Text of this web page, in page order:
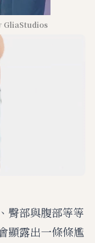
GliaStudios
臀部與腹部等等
顯露出一條條尷